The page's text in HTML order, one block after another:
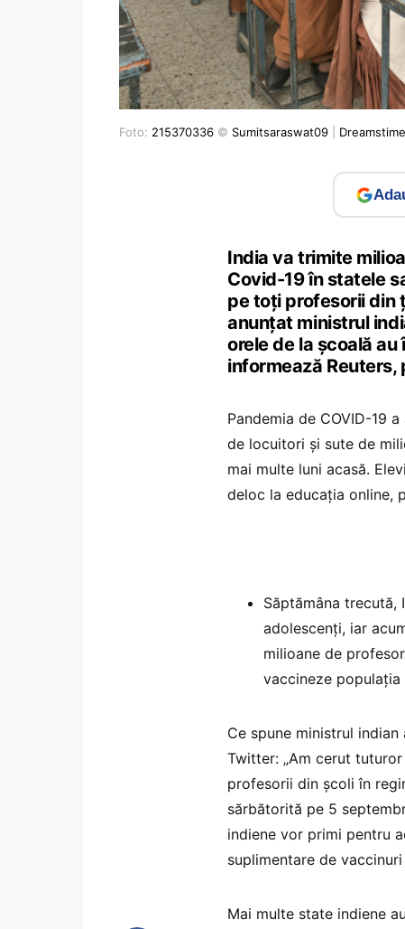
Foto: 215370336 © Sumitsaraswat09
India va trimite
Covid-19 în statele
pe toți profesorii din
anunțat ministrul
orele de la școală
informează
Pandemia de COVID-19
de locuitori şi sute de
mai multe luni acasă.
deloc la educaţia online,
Săptămâna trecută,
adolescenţi, iar
milioane de
vaccineze populaţia
Ce spune ministrul
Twitter: „Am cerut
profesorii din şcoli în
sărbătorită pe 5
indiene vor primi pentru
suplimentare de
Mai multe state indiene